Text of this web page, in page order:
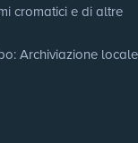
cromatici e di altre
: Archiviazione locale